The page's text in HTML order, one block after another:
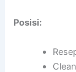
Posisi: